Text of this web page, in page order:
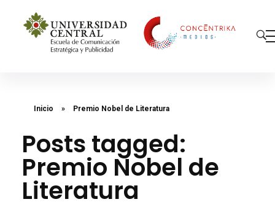
Inicio » Premio Nobel de Literatura
Posts tagged:
Premio Nobel de
Literatura